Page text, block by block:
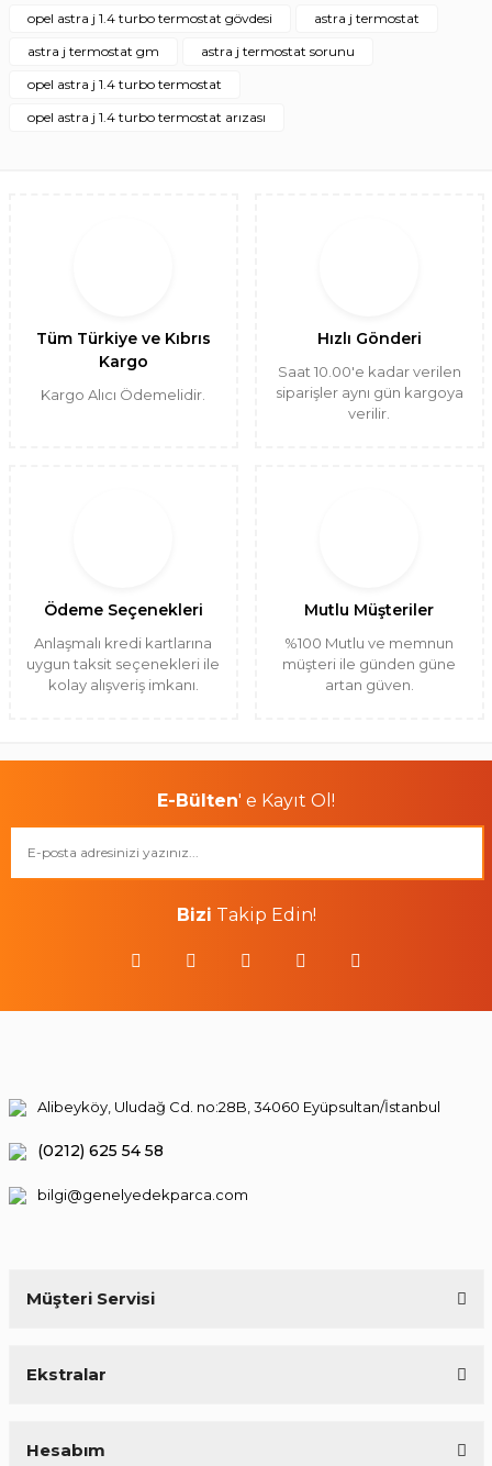
opel astra j 1.4 turbo termostat gövdesi
astra j termostat
astra j termostat gm
astra j termostat sorunu
opel astra j 1.4 turbo termostat
opel astra j 1.4 turbo termostat arızası
Tüm Türkiye ve Kıbrıs
Kargo
Kargo Alıcı Ödemelidir.
Hızlı Gönderi
Saat 10.00'e kadar verilen
siparişler aynı gün kargoya
verilir.
Ödeme Seçenekleri
Anlaşmalı kredi kartlarına
uygun taksit seçenekleri ile
kolay alışveriş imkanı.
Mutlu Müşteriler
%100 Mutlu ve memnun
müşteri ile günden güne
artan güven.
E-Bülten' e Kayıt Ol!
Bizi Takip Edin!
Müşteri Servisi
Ekstralar
Hesabım
Alibeyköy, Uludağ Cd. no:28B, 34060 Eyüpsultan/İstanbul
(0212) 625 54 58
bilgi@genelyedekparca.com